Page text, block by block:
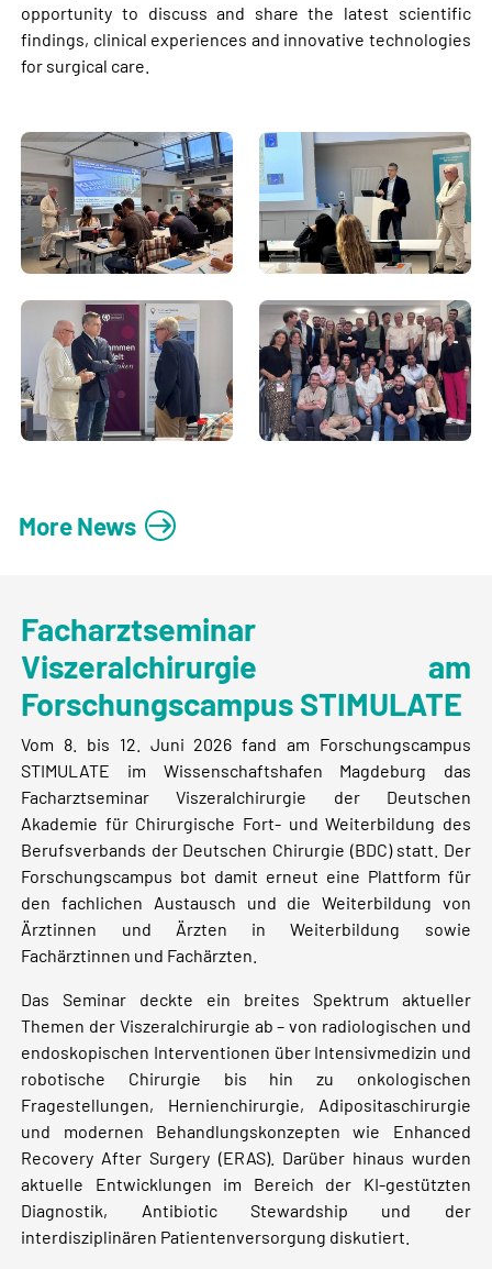
opportunity to discuss and share the latest scientific
findings, clinical experiences and innovative technologies
for surgical care.
More News
Facharztseminar
Viszeralchirurgie am
Forschungscampus STIMULATE
Vom 8. bis 12. Juni 2026 fand am Forschungscampus
STIMULATE im Wissenschaftshafen Magdeburg das
Facharztseminar Viszeralchirurgie der Deutschen
Akademie für Chirurgische Fort- und Weiterbildung des
Berufsverbands der Deutschen Chirurgie (BDC) statt. Der
Forschungscampus bot damit erneut eine Plattform für
den fachlichen Austausch und die Weiterbildung von
Ärztinnen und Ärzten in Weiterbildung sowie
Fachärztinnen und Fachärzten.
Das Seminar deckte ein breites Spektrum aktueller
Themen der Viszeralchirurgie ab – von radiologischen und
endoskopischen Interventionen über Intensivmedizin und
robotische Chirurgie bis hin zu onkologischen
Fragestellungen, Hernienchirurgie, Adipositaschirurgie
und modernen Behandlungskonzepten wie Enhanced
Recovery After Surgery (ERAS). Darüber hinaus wurden
aktuelle Entwicklungen im Bereich der KI-gestützten
Diagnostik, Antibiotic Stewardship und der
interdisziplinären Patientenversorgung diskutiert.